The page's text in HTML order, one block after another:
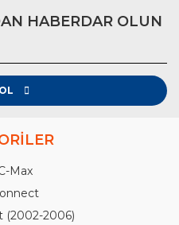
HABERDAR OLUN
Max
(2002-2006)